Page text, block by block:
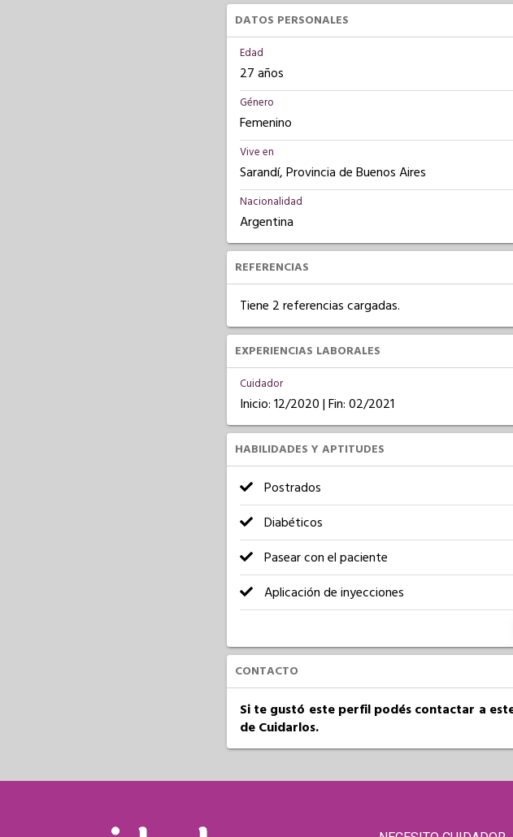
DATOS PERSONALES
Edad
27 años
Género
Femenino
Vive en
Sarandí, Provincia de Buenos Aires
Nacionalidad
Argentina
REFERENCIAS
Tiene 2 referencias cargadas.
EXPERIENCIAS LABORALES
Cuidador
Inicio: 12/2020 | Fin: 02/2021
HABILIDADES Y APTITUDES
Postrados
Diabéticos
Pasear con el paciente
Aplicación de inyecciones
CONTACTO
Si te gustó este perfil podés contactar a
de Cuidarlos.